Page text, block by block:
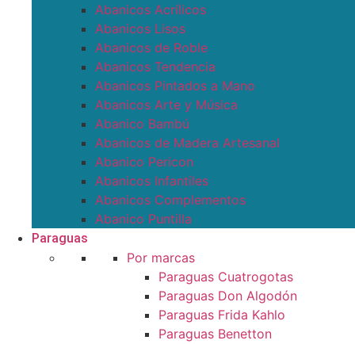
Abanicos Acrílicos
Abanicos Lisos
Abanicos de Roble
Abanicos Tendencia
Abanicos Pintados a Mano
Abanicos Arte y Música
Abanico Bambú
Abanicos de Madera Artesanal
Abanico Pericon
Abanicos Infantiles
Abanicos Complementos
Abanico Puntilla
Paraguas
Por marcas
Paraguas Cuatrogotas
Paraguas Don Algodón
Paraguas Frida Kahlo
Paraguas Benetton